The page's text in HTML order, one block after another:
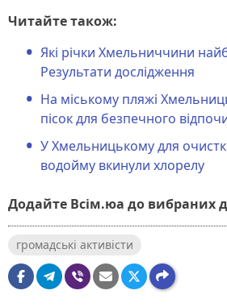
Читайте також:
Які річки Хмельниччини
Результати дослідження
На міському пляжі
пісок для безпечного
У Хмельницькому для
водойму вкинули хлорелу
Додайте Всім.юа до вибраних
громадські активісти